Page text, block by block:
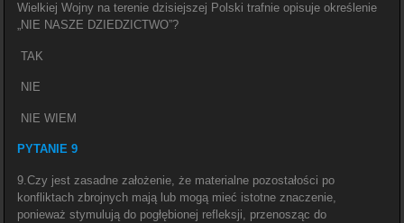
Wielkiej Wojny na terenie dzisiejszej Polski trafnie opisuje określenie
„NIE NASZE DZIEDZICTWO”?
TAK
NIE
NIE WIEM
PYTANIE 9
9.Czy jest zasadne założenie, że materialne pozostałości po
konfliktach zbrojnych mają lub mogą mieć istotne znaczenie,
ponieważ stymulują do pogłębionej refleksji, przenosząc do